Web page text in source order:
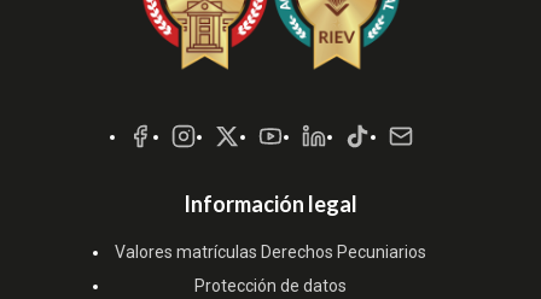
Sociales
Información legal
Valores matrículas Derechos Pecuniarios
Protección de datos